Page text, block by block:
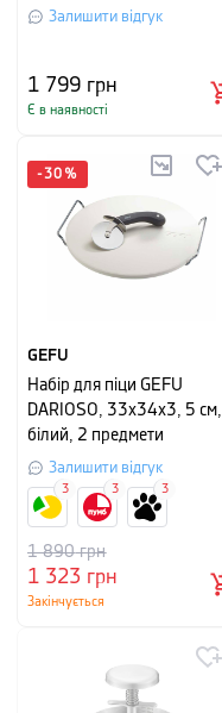
матовий
Залишити відгук
1 799 грн
Є в наявності
-30 %
GEFU
Набір для піци GEFU
DARIOSO, 33x34x3, 5 см,
білий, 2 предмети
Залишити відгук
1 323 грн
1 890грн
Закінчується
3 3 3